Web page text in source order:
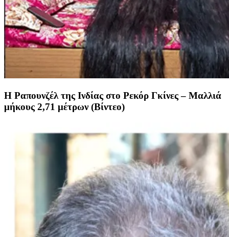
Η Ραπουνζέλ της Ινδίας στο Ρεκόρ Γκίνες – Μαλλιά
μήκους 2,71 μέτρων (Βίντεο)